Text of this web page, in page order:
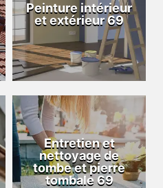
Peinture intérieur
et extérieur 69
Entretien et
nettoyage de
tombe et pierre
tombale 69